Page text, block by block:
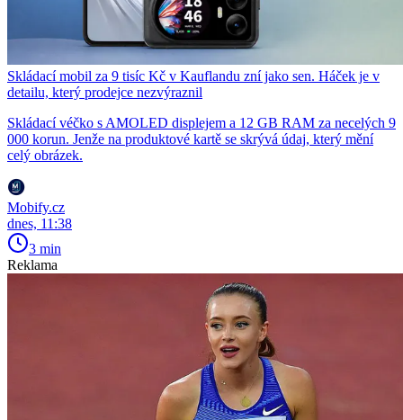
Skládací mobil za 9 tisíc Kč v Kauflandu zní jako sen. Háček je v
detailu, který prodejce nezvýraznil
Skládací véčko s AMOLED displejem a 12 GB RAM za necelých 9
000 korun. Jenže na produktové kartě se skrývá údaj, který mění
celý obrázek.
Mobify.cz
dnes, 11:38
3 min
Reklama